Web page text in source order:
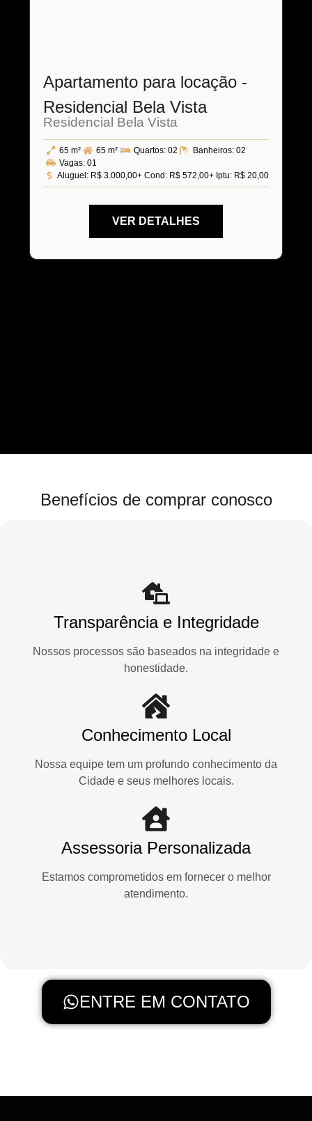
Apartamento para locação -
Residencial Bela Vista
Residencial Bela Vista
65 m² 65 m² Quartos: 02 Banheiros: 02
Vagas: 01
Aluguel: R$ 3.000,00+ Cond: R$ 572,00+ Iptu: R$ 20,00
VER DETALHES
Benefícios de comprar conosco
Transparência e Integridade
Nossos processos são baseados na integridade e
honestidade.
Conhecimento Local
Nossa equipe tem um profundo conhecimento da
Cidade e seus melhores locais.
Assessoria Personalizada
Estamos comprometidos em fornecer o melhor
atendimento.
ENTRE EM CONTATO